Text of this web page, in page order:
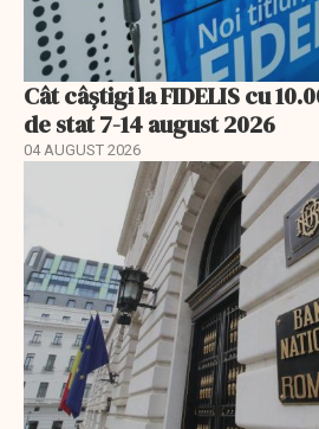
Cât câștigi la FIDELIS cu
de stat 7-14 august 2026
04 AUGUST 2026